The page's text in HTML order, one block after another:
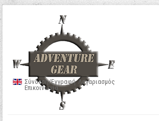
Σύνδεση/Εγγραφή Λογαριασμός
Επικοινωνία